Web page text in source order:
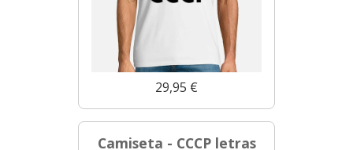
29,95 €
Camiseta - CCCP letras